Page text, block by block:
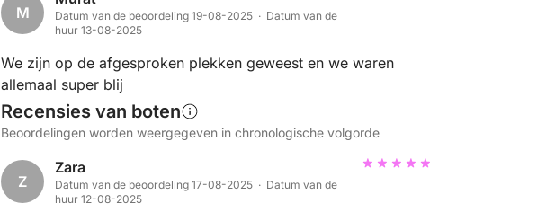
M
Datum van de beoordeling 19-08-2025 · Datum van de
huur 13-08-2025
We zijn op de afgesproken plekken geweest en we waren
allemaal super blij
Recensies van boten
Beoordelingen worden weergegeven in chronologische volgorde
Z
Zara
Datum van de beoordeling 17-08-2025 · Datum van de
huur 12-08-2025